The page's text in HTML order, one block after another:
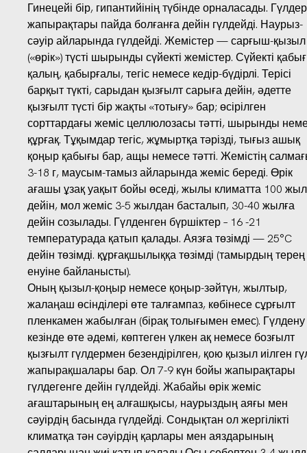
Гинецейі бір, гипантийінің түбінде орналасады. Гүлдер
жапырақтары пайда болғанға дейін гүлдейді. Наурыз-
сәуір айларында гүлдейді. Жемістер — сарғыш-қызыл
(«өрік») түсті шырынды сүйекті жемістер. Сүйекті
қалың, қабырғалы, тегіс немесе кедір-бүдірлі. Терісі
барқыт түкті, сарыдан қызғылт сарыға дейін, әдетте
қызғылт түсті бір жақты «тотығу» бар; өсірілген
сорттардағы жеміс целлюлозасы тәтті, шырынды
құрғақ. Тұқымдар тегіс, жұмыртқа тәрізді, тығыз ашық
қоңыр қабығы бар, ащы немесе тәтті. Жемістің
3-18 г, маусым-тамыз айларында жеміс береді. Өрік
ағашы ұзақ уақыт бойы өседі, жылы климатта 100
дейін, мол жеміс 3-5 жылдан басталып, 30-40 жылға
дейін созылады. Гүлденген бүршіктер – 16 -21
температурада қатып қалады. Аязға төзімді — 25°C
дейін төзімді. құрғақшылыққа төзімді (тамырдың терең
енуіне байланысты).
Оның қызыл-қоңыр немесе қоңыр-зәйтүн, жылтыр,
жалаңаш өсінділері өте талғампаз, көбінесе сұрғылт
пленкамен жабылған (бірақ толығымен емес). Гүлдену
кезінде өте әдемі, көптеген үлкен ақ немесе бозғылт
қызғылт гүлдермен безендірілген, қою қызыл иілген
жапырақшалары бар. Ол 7-9 күн бойы жапырақтары
гүлдегенге дейін гүлдейді. Жабайы өрік жеміс
ағаштарының ең алғашқысы, наурыздың аяғы мен
сәуірдің басында гүлдейді. Сондықтан ол жергілікті
климатқа тән сәуірдің қарлары мен аяздарының